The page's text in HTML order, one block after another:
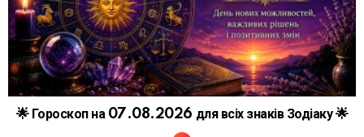
🌟 Гороскоп на 07.08.2026 для всіх знаків Зодіаку 🌟